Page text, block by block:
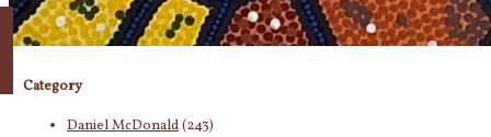
対
象:
Category
Daniel McDonald(243)